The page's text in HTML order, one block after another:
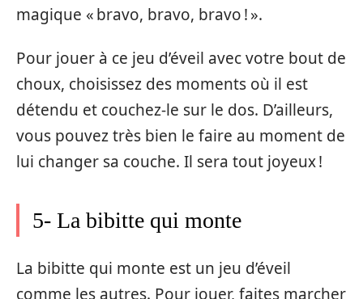
magique « bravo, bravo, bravo ! ».
Pour jouer à ce jeu d’éveil avec votre bout de
choux, choisissez des moments où il est
détendu et couchez-le sur le dos. D’ailleurs,
vous pouvez très bien le faire au moment de
lui changer sa couche. Il sera tout joyeux !
5- La bibitte qui monte
La bibitte qui monte est un jeu d’éveil
comme les autres. Pour jouer, faites marcher